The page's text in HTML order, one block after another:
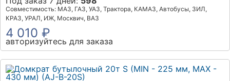
Совместимость: МАЗ, ГАЗ, УАЗ, Трактора, КАМАЗ, Автобусы, ЗИЛ,
КРАЗ, УРАЛ, ИЖ, Москвич, ВАЗ
4 010 ₽
авторизуйтесь для заказа